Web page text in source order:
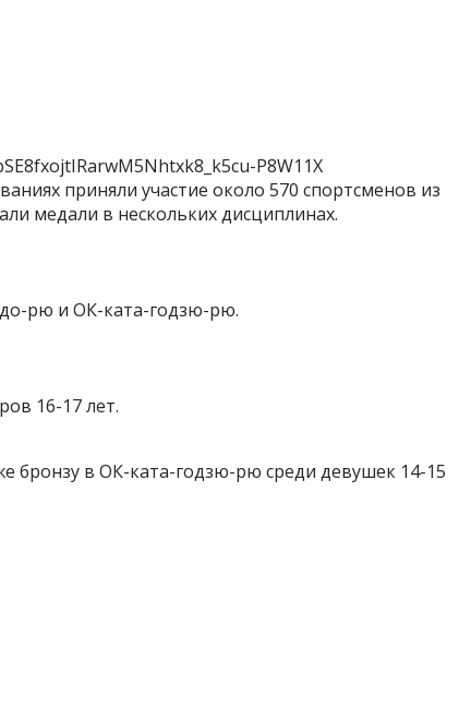
приняли участие около 570 спортсменов из
медали в нескольких дисциплинах.
рю и ОК-ката-годзю-рю.
16-17 лет.
бронзу в ОК-ката-годзю-рю среди девушек 14-15